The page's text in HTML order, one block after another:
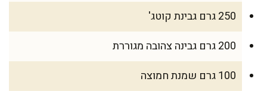
250 גרם גבינת קוטג'
200 גרם גבינה צהובה מגוררת
100 גרם שמנת חמוצה